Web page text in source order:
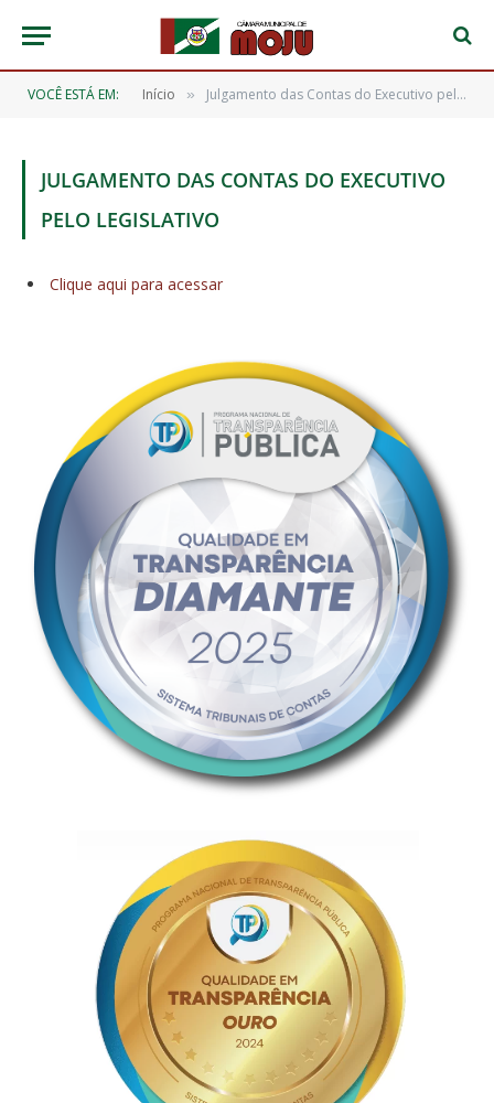
VOCÊ ESTÁ EM: Início » Julgamento das Contas do Executivo pelo Legislativo
JULGAMENTO DAS CONTAS DO EXECUTIVO
PELO LEGISLATIVO
Clique aqui para acessar